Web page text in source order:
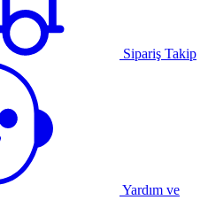
Sipariş Takip
Yardım ve